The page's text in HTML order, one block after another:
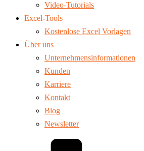
Video-Tutorials
Excel-Tools
Kostenlose Excel Vorlagen
Über uns
Unternehmensinformationen
Kunden
Karriere
Kontakt
Blog
Newsletter